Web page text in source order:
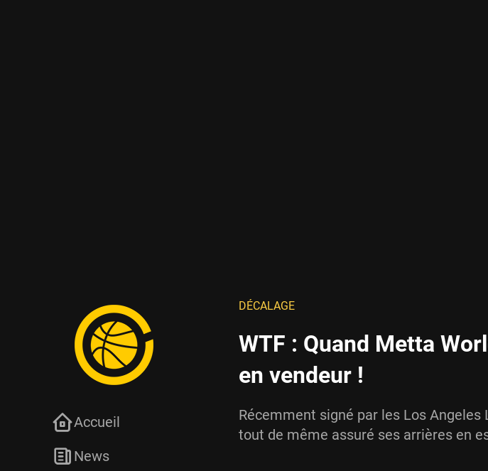
DÉCALAGE
WTF : Quand Metta
en vendeur !
Récemment signé par les Los
tout de même assuré ses arrières en
Accueil
News